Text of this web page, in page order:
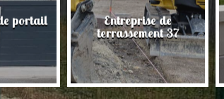
portail Entreprise de
terrassement 37